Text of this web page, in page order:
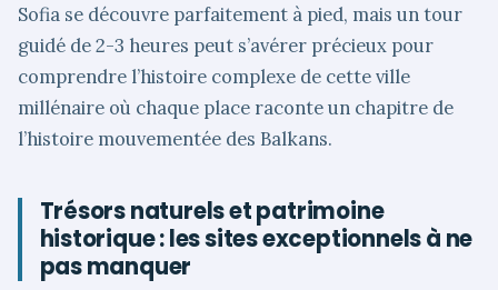
Sofia se découvre parfaitement à pied, mais un tour
guidé de 2-3 heures peut s’avérer précieux pour
comprendre l’histoire complexe de cette ville
millénaire où chaque place raconte un chapitre de
l’histoire mouvementée des Balkans.
Trésors naturels et patrimoine
historique : les sites exceptionnels à ne
pas manquer